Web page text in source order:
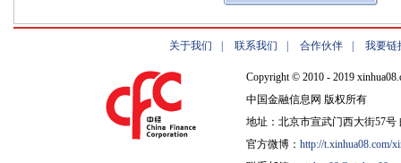
关于我们 联系我们 合作伙伴 我要链
Copyright © 2010 - 2019
中国金融信息网 版权所有
地址：北京市宣武门西大街57号
官方微博： http://t.xinhua08.com/